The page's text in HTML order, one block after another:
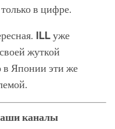
только в цифре.
ILLуже
жуткой
в Японии эти же
каналы